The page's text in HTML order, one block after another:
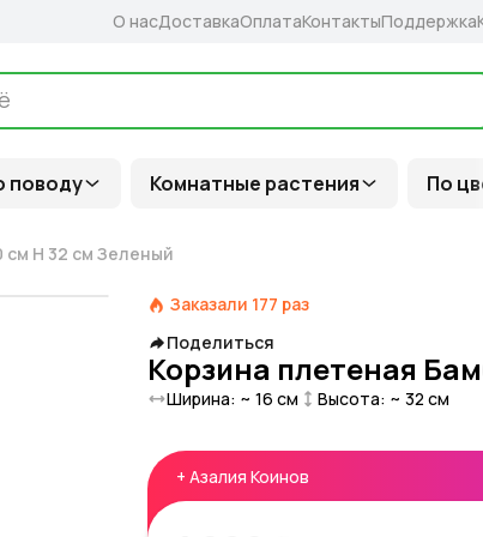
поводу Комнатные растения По
О насДоставкаОплатаКонтактыПоддержка
см H 32 см Зеленый
Заказали 177 раз
Поделиться
Корзина плетеная
Ширина: ~ 16 см Высота: ~ 32 см
+ Азалия Коинов